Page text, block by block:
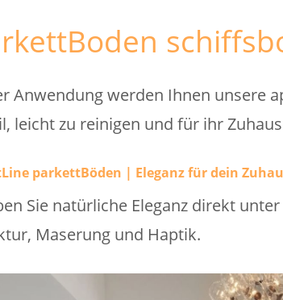
Anwendung werden Ihnen unsere
leicht zu reinigen und für ihr
parkettBöden | Eleganz für dein
Sie natürliche Eleganz direkt
Maserung und Haptik.